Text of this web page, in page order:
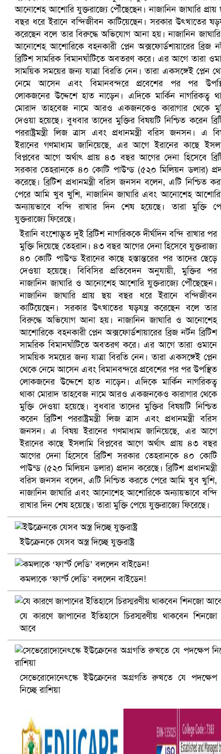
প্রোটিয়াদের হারিয়ে বিশ্বকাপের শিরোপা ঘরে তুলল ভারত
সৌদিতে ব্যাপক ধরপাকড়, এক সপ্তাহেই ২১ হাজারের বেশি
বৈষম্যবিরোধী ছাত্র আন্দোলনের সাধারণ সম্পাদকের পদত্যাগ
ভিউ বাড়াতে রাম দা হাতে ফেসবুকে ভিডিও পোস্ট শিক্ষকের
আ.লীগ ও জাপার ৯ নেতা কারাগারে
ইরানি বংশোদ্ভূত দুই ব্রিটিশ নাগরিককে দীর্ঘদিন বন্দি রাখার পর
মুক্তি দিয়েছে তেহরান। ৪৩ বছর আগের দেনা হিসেবে যুক্তরাজ্য
৪০ কোটি পাউন্ড ইরানের কাছে হস্তান্তরের পর তাদের ছেড়ে
দেওয়া হয়েছে। বিবিসির প্রতিবেদন অনুযায়ী, মুক্তির পর
নাজানিন জাঘারি ও আনোশেহ আশোরি যুক্তরাজ্যে পৌঁছেছেন।
নাজানিন জাঘারি প্রায় ছয় বছর ধরে ইরানে বন্দিজীবন
কাটিয়েছেন। সরকার উৎখাতের ষড়যন্ত্র করেছেন বলে তার
বিরুদ্ধে অভিযোগ আনা হয়। নাজানিন জাঘারি ও আনোশেহ
আশোরিকে বহনকারী প্লেন অক্সফোর্ডশায়ারের ব্রিজ নর্টন ব্রিটিশ
সামরিক বিমানঘাঁটিতে অবতরণ করে। এর আগে তারা ওমানে
সাময়িক সময়ের জন্য যাত্রা বিরতি নেন। তারা একসঙ্গেই প্লেন
থেকে নেমে আসেন এবং বিমানবন্দরে প্রবেশের পর পর উপস্থিত
লোকজনের উদ্দেশে হাত নাড়েন। এদিকে মার্কিন নাগরিকত্ব
থাকা মোরাদ তাহবেজ নামে আরও একজনকেও কারাগার থেকে
মুক্তি দেওয়া হয়েছে। বুধবার তাদের মুক্তির বিষয়টি নিশ্চিত
করেন ব্রিটিশ পররাষ্ট্রমন্ত্রী লিজ ত্রাস এবং প্রধানমন্ত্রী বরিস
জনসন। এ বিষয় ইরানের গণমাধ্যম জানিয়েছে, এর আগে
ইরানের কাছে ইসলামি বিপ্লবের আগে অর্থাৎ প্রায় ৪৩ বছর
আগের দেনা হিসেবে ব্রিটিশ সরকার তেহরানকে ৪০ কোটি
পাউন্ড (৫২০ মিলিয়ন ডলার) প্রদান করেছে। ব্রিটিশ প্রধানমন্ত্রী
বরিস জনসন বলেন, এটি নিশ্চিত করতে পেরে আমি খুব খুশি,
নাজানিন জাঘারি এবং আনোশেহ আশোরিকে অন্যায়ভাবে বন্দি
রাখার দিন শেষ হয়েছে। তারা মুক্তি পেয়ে যুক্তরাজ্যে ফিরেছে।
ইউক্রেনকে যেসব অস্ত্র দিচ্ছে যুক্তরাষ্ট্র
কমলাকে ‘ফার্স্ট লেডি’ বললেন বাইডেন!
যে কারণে জাপানের ইতিহাসে চিরস্মরণীয় থাকবেন শিনজো
আবে
সেভেরোদোনেৎস্কে ইউক্রেনের অগ্রগতি রুখতে যে পদক্ষেপ
নিচ্ছে রাশিয়া